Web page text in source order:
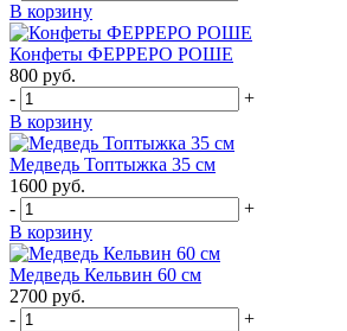
В корзину
Конфеты ФЕРРЕРО РОШЕ
800 руб.
-
+
В корзину
Медведь Топтыжка 35 см
1600 руб.
-
+
В корзину
Медведь Кельвин 60 см
2700 руб.
-
+